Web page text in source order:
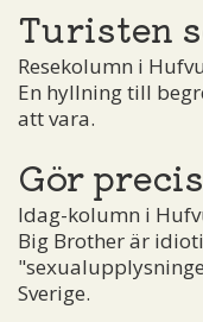
Turisten
Resekolumn i
En hyllning till
att vara.
Gör
Idag-kolumn i
Big Brother är
Sverige.